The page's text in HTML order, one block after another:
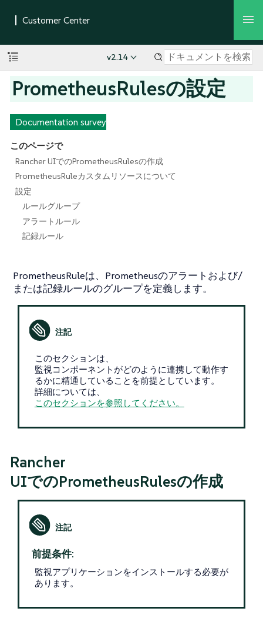
v2.14
PrometheusRulesの設定
Documentation survey
このページで
Rancher UIでのPrometheusRulesの作成
PrometheusRuleカスタムリソースについて
設定
ルールグループ
アラートルール
記録ルール
PrometheusRuleは、Prometheusのアラートおよび/
または記録ルールのグループを定義します。
このセクションは、
監視コンポーネントがどのように連携して動作す
るかに精通していることを前提としています。
詳細については、
このセクションを参照してください。
Rancher
UIでのPrometheusRulesの作成
前提条件:
監視アプリケーションをインストールする必要が
あります。